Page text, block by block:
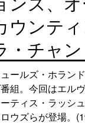
ウンテ
・チャン
ールズ・ホラン
組。今回はエル
ティス・ラッシ
ウズらが登場。